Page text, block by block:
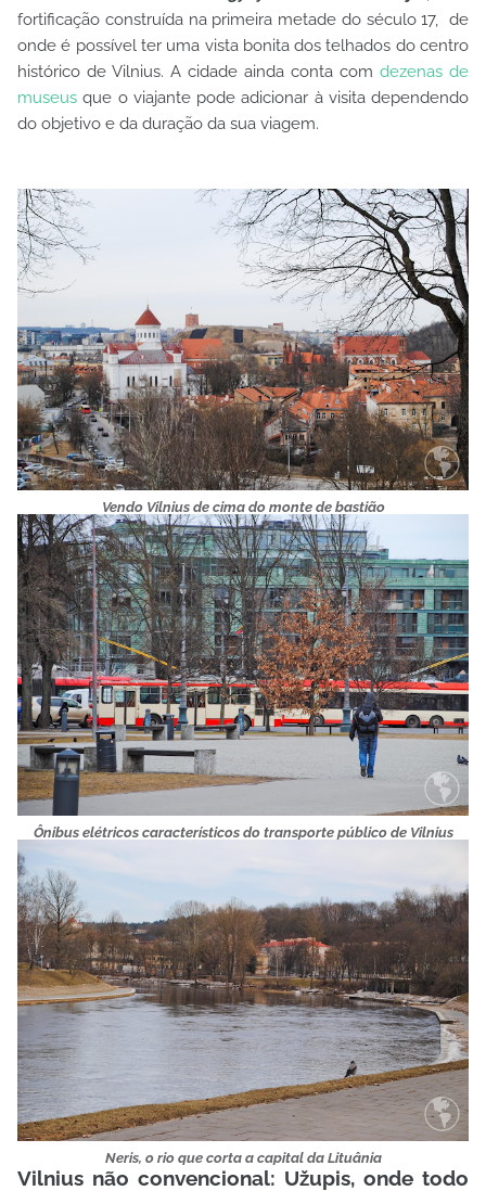
fortificação construída na primeira metade do século 17, de
onde é possível ter uma vista bonita dos telhados do centro
histórico de Vilnius. A cidade ainda conta com dezenas de
museus que o viajante pode adicionar à visita dependendo
do objetivo e da duração da sua viagem.
Vendo Vilnius de cima do monte de bastião
Ônibus elétricos característicos do transporte público de Vilnius
Neris, o rio que corta a capital da Lituânia
Vilnius não convencional: Užupis, onde todo